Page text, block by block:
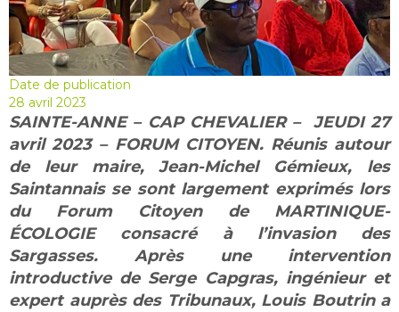
Date de publication
28 avril 2023
SAINTE-ANNE – CAP CHEVALIER – JEUDI 27
avril 2023 – FORUM CITOYEN. Réunis autour
de leur maire, Jean-Michel Gémieux, les
Saintannais se sont largement exprimés lors
du Forum Citoyen de MARTINIQUE-
ÉCOLOGIE consacré à l’invasion des
Sargasses. Après une intervention
introductive de Serge Capgras, ingénieur et
expert auprès des Tribunaux, Louis Boutrin a